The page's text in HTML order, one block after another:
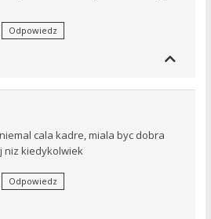
Odpowiedz
cala kadre, miala byc dobra
niz kiedykolwiek
Odpowiedz